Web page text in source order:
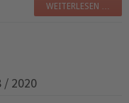
WEITERLESEN …
/ 2020